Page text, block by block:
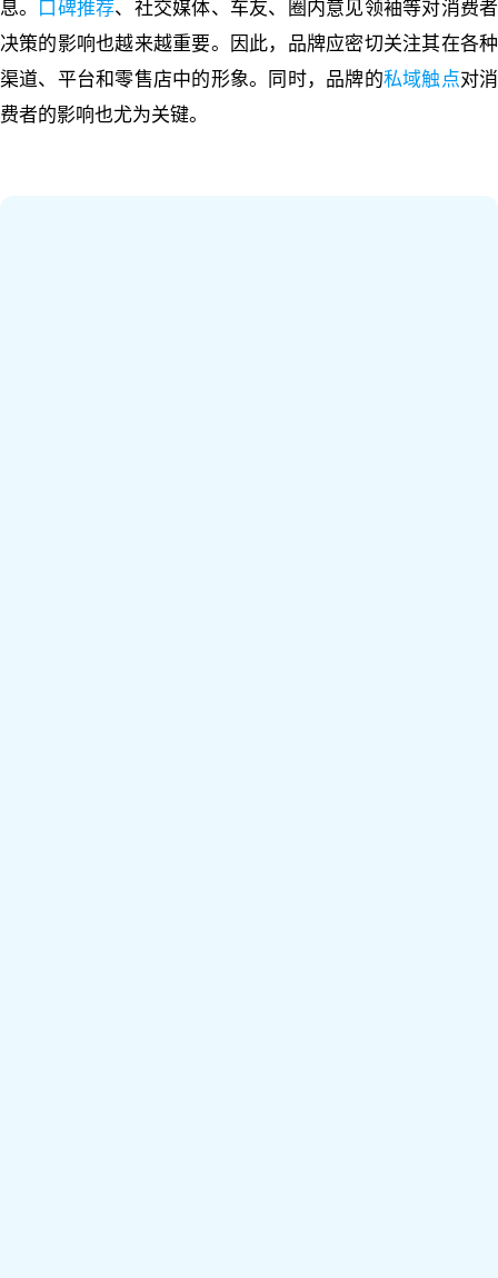
息。 口碑推荐、社交媒体、车友、圈内意见领袖等对消费者
决策的影响也越来越重要。因此，品牌应密切关注其在各种
渠道、平台和零售店中的形象。同时，品牌的私域触点对消
费者的影响也尤为关键。